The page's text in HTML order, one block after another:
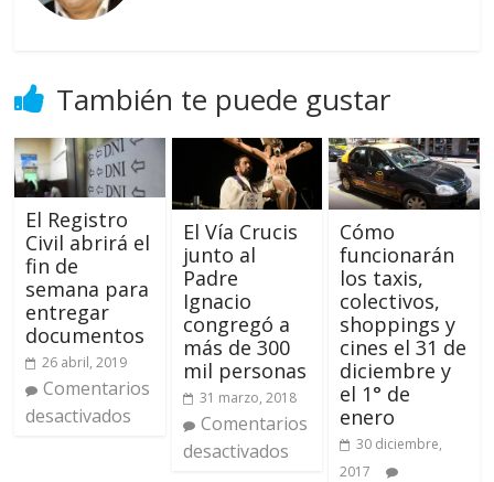
También te puede gustar
El Registro
Civil abrirá el
fin de
semana para
entregar
documentos
26 abril, 2019
Comentarios
desactivados
El Vía Crucis
junto al
Padre
Ignacio
congregó a
más de 300
mil personas
31 marzo, 2018
Comentarios
desactivados
Cómo
funcionarán
los taxis,
colectivos,
shoppings y
cines el 31 de
diciembre y
el 1° de
enero
30 diciembre,
2017